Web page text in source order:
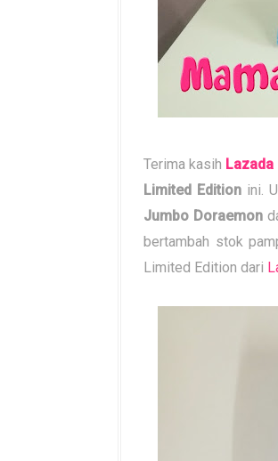
Terima kasih Lazada
Limited Edition ini.
Jumbo Doraemon
bertambah stok
Limited Edition dari